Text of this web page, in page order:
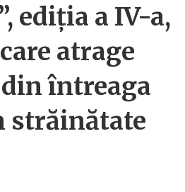
ediția a IV-a,
atrage
întreaga
străinătate